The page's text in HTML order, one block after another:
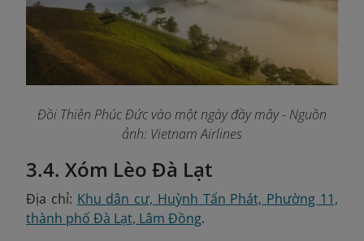
Đồi Thiên Phúc Đức vào một ngày đầy mây- Nguồn
ảnh: Vietnam Airlines
3.4. Xóm Lèo Đà Lạt
Địa chỉ: Khu dân cư, Huỳnh Tấn Phát, Phường 11,
thành phố Đà Lạt, Lâm Đồng.